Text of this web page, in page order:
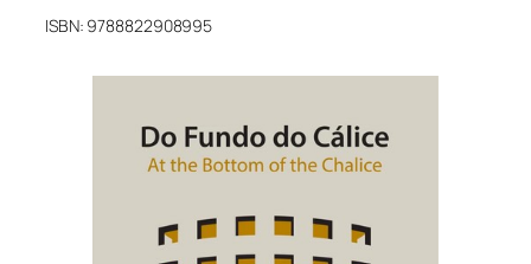
ISBN: 9788822908995